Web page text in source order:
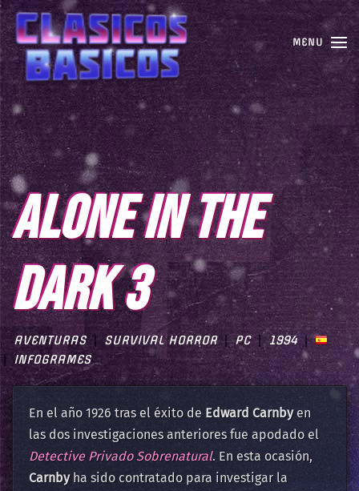
MENU
ALONE IN THE
DARK 3
AVENTURAS SURVIVAL HORROR PC
1994
INFOGRAMES
En el año 1926 tras el éxito de Edward Carnbyen
las dos investigaciones anteriores fue apodado el
Detective Privado Sobrenatural. En esta ocasión,
Carnbyha sido contratado para investigar la